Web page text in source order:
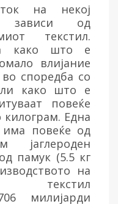
на некој
зависи од
текстил.
како што е
влијание
споредба со
како што е
повеќе
килограм. Една
има повеќе од
јаглероден
памук (5.5 кг
на
текстил
милијарди